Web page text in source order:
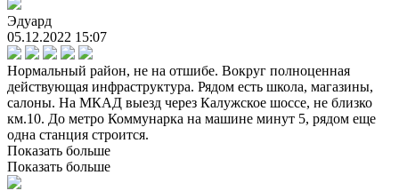
Эдуард
05.12.2022 15:07
Нормальный район, не на отшибе. Вокруг полноценная
действующая инфраструктура. Рядом есть школа, магазины,
салоны. На МКАД выезд через Калужское шоссе, не близко
км.10. До метро Коммунарка на машине минут 5, рядом еще
одна станция строится.
Показать больше
Показать больше